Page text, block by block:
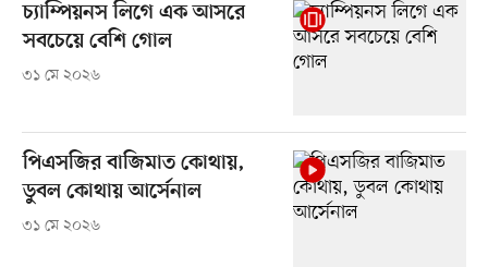
চ্যাম্পিয়নস লিগে এক আসরে
সবচেয়ে বেশি গোল
৩১ মে ২০২৬
পিএসজির বাজিমাত কোথায়,
ডুবল কোথায় আর্সেনাল
৩১ মে ২০২৬